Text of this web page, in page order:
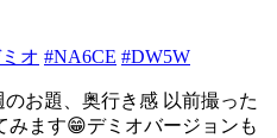
オ #NA6CE #DW5W
お題、奥行き感 以前撮った
みます😁デミオバージョンも